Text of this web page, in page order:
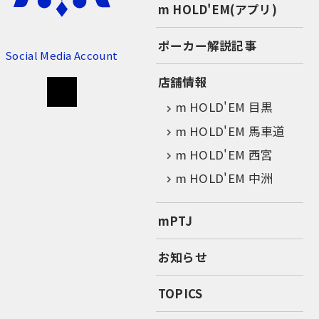
Social Media Account
m HOLD'EM(アプリ)
ポーカー解説記事
店舗情報
m HOLD'EM 目黒
m HOLD'EM 馬車道
m HOLD'EM 西宮
m HOLD'EM 中洲
mPTJ
お知らせ
TOPICS